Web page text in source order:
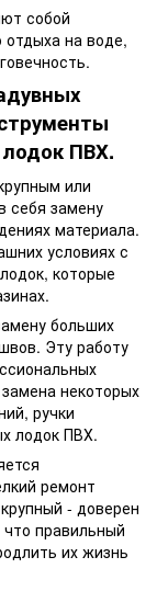
собой
отдыха на воде,
лодок ПВХ.
или
себя замену
материала.
условиях с
которые
больших
Эту работу
некоторых
ручки
лодок ПВХ.
ремонт
- доверен
правильный
их жизнь